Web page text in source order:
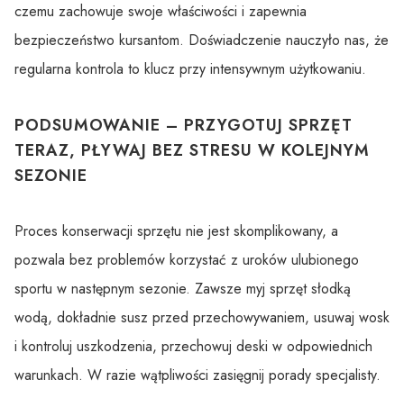
czemu zachowuje swoje właściwości i zapewnia
bezpieczeństwo kursantom. Doświadczenie nauczyło nas, że
regularna kontrola to klucz przy intensywnym użytkowaniu.
PODSUMOWANIE – PRZYGOTUJ SPRZĘT
TERAZ, PŁYWAJ BEZ STRESU W KOLEJNYM
SEZONIE
Proces konserwacji sprzętu nie jest skomplikowany, a
pozwala bez problemów korzystać z uroków ulubionego
sportu w następnym sezonie. Zawsze myj sprzęt słodką
wodą, dokładnie susz przed przechowywaniem, usuwaj wosk
i kontroluj uszkodzenia, przechowuj deski w odpowiednich
warunkach. W razie wątpliwości zasięgnij porady specjalisty.